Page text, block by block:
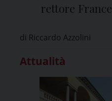
rettore
2022-
di Riccardo Azzolini
Attualità